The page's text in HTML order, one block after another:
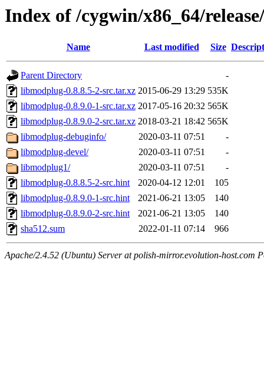
Index of /cygwin/x86_64/
Name Last modified Size
Parent Directory
-
libmodplug-0.8.8.5-2-src.tar.xz 2015-06-29 13:29 535K
libmodplug-0.8.9.0-1-src.tar.xz 2017-05-16 20:32 565K
libmodplug-0.8.9.0-2-src.tar.xz 2018-03-21 18:42 565K
libmodplug-debuginfo/
2020-03-11 07:51
-
libmodplug-devel/
2020-03-11 07:51
-
libmodplug1/
2020-03-11 07:51
-
libmodplug-0.8.8.5-2-src.hint
2020-04-12 12:01
105
libmodplug-0.8.9.0-1-src.hint
2021-06-21 13:05
140
libmodplug-0.8.9.0-2-src.hint
2021-06-21 13:05
140
sha512.sum
2022-01-11 07:14 966
Apache/2.4.52 (Ubuntu) Server at polish-mirror.evolution-host.com